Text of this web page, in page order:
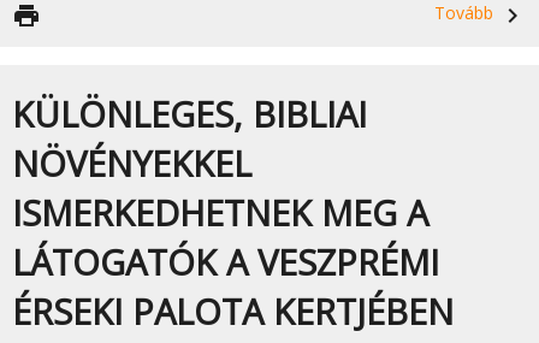
Tovább
navigate_next
print
KÜLÖNLEGES, BIBLIAI
NÖVÉNYEKKEL
ISMERKEDHETNEK MEG A
LÁTOGATÓK A VESZPRÉMI
ÉRSEKI PALOTA KERTJÉBEN